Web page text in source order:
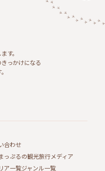
す。
っかけになる
合わせ
っぷるの観光旅行メディア
ア一覧ジャンル一覧